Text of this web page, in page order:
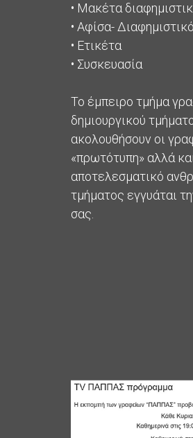
• Μακέτα
• Αφίσα-
• Ετικέτα
• Συσκευασία
Το έμπειρο τμήμα
δημιουργικού
ακολουθήσουν οι
«πρωτότυπη» αλλά
αποτελεσματικό
τμήματος εγγυάται
σας.